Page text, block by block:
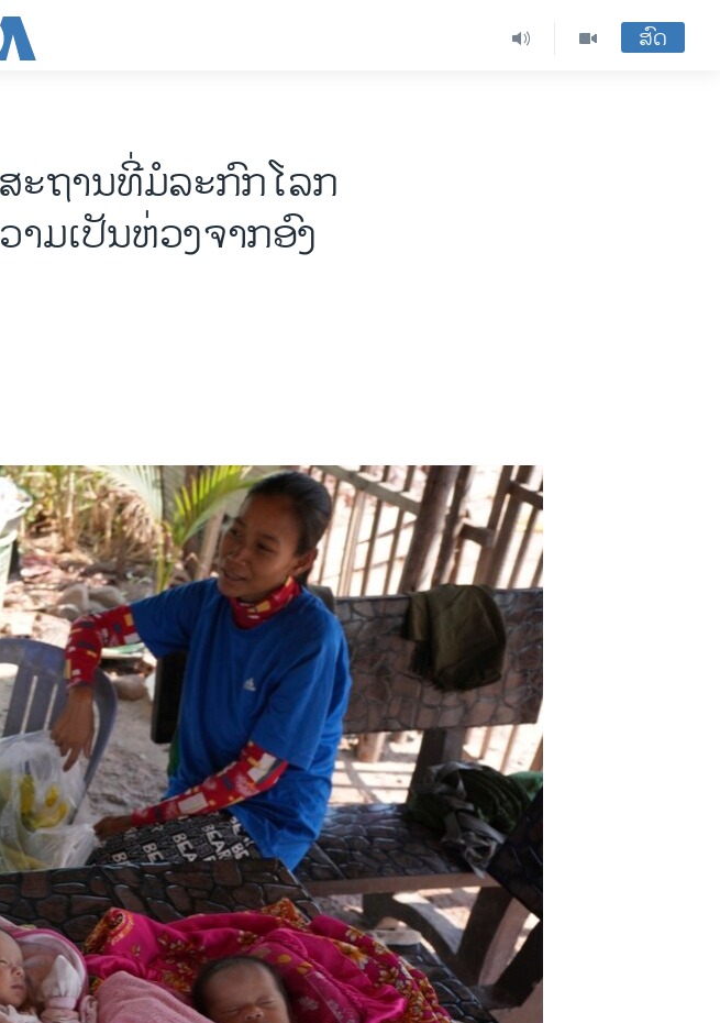
ສົດ
ະ​ຖານ​ທີ່​ມໍ​ລະ​ກົກ​ໂລກ​
າມ​ເປັນ​ຫ່ວງ​ຈາກ​ອົງ​